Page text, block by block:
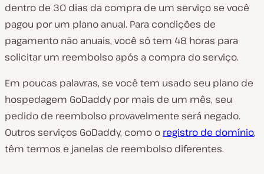
dentro de 30 dias da compra de um serviço se você
pagou por um plano anual. Para condições de
pagamento não anuais, você só tem 48 horas para
solicitar um reembolso após a compra do serviço.
Em poucas palavras, se você tem usado seu plano de
hospedagem GoDaddy por mais de um mês, seu
pedido de reembolso provavelmente será negado.
Outros serviços GoDaddy, como o registro de domínio,
têm termos e janelas de reembolso diferentes.